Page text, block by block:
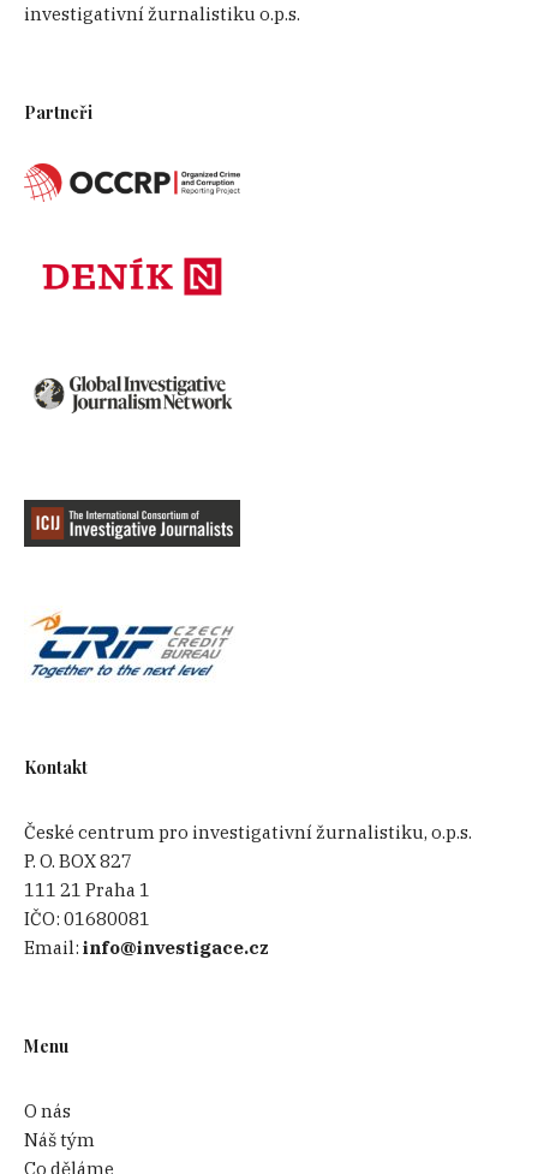
investigativní žurnalistiku o.p.s.
Partneři
Kontakt
České centrum pro investigativní žurnalistiku, o.p.s.
P. O. BOX 827
111 21 Praha 1
IČO:01680081
Email:info@investigace.cz
Menu
O nás
Náš tým
Co děláme